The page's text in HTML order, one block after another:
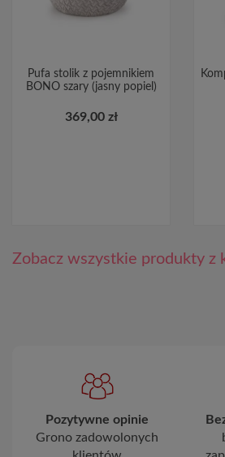
Pufa stolik z pojemnikiem
BONO szary (jasny popiel)
369,00 zł
Zobacz wszystkie produkty z
Pozytywne opinie
Grono zadowolonych